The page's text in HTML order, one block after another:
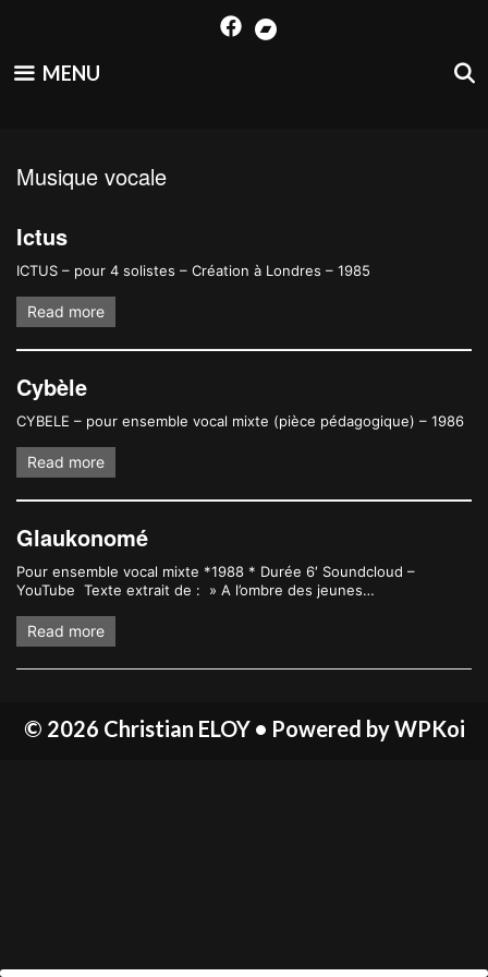
content
MENU
Musique vocale
Ictus
ICTUS – pour 4 solistes – Création à Londres – 1985
Read more
Cybèle
CYBELE – pour ensemble vocal mixte (pièce pédagogique) – 1986
Read more
Glaukonomé
Pour ensemble vocal mixte *1988 * Durée 6′ Soundcloud –
YouTube Texte extrait de : » A l’ombre des jeunes…
Read more
© 2026 Christian ELOY• Powered byWPKoi